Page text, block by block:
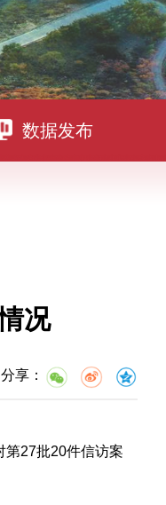
数据发布
况
分享：
第27批20件信访案